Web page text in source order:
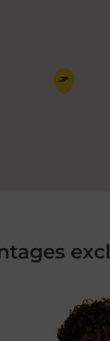
Pin de la carte